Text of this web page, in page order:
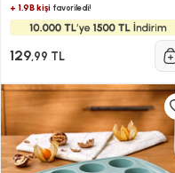
+ 1.9B kişi favoriledi!
129,99 TL